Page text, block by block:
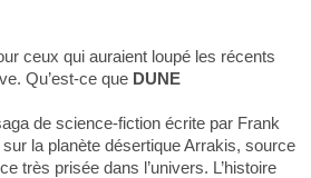
ceux qui auraient loupé les récents
Qu’est-ce que DUNE
de science-fiction écrite par Frank
la planète désertique Arrakis, source
très prisée dans l’univers. L’histoire